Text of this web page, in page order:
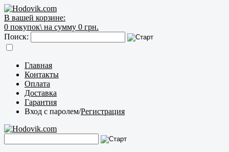
В вашей корзине:
0 покупок\ на сумму 0 грн.
Поиск:
Главная
Контакты
Оплата
Доставка
Гарантия
Вход с паролем/Регистрация